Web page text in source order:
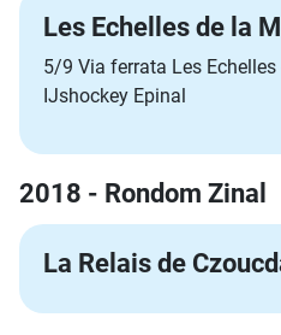
Les Echelles de la
5/9 Via ferrata Les
IJshockey Epinal
2018 - Rondom Zinal
La Relais de